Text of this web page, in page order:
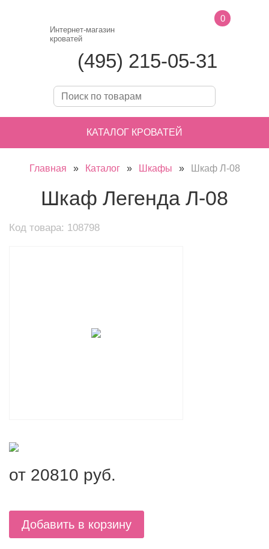
Интернет-магазин
кроватей
(495) 215-05-31
0
КАТАЛОГ КРОВАТЕЙ
Главная » Каталог » Шкафы » Шкаф Л-08
Шкаф Легенда Л-08
Код товара: 108798
от 20810 руб.
Добавить в корзину